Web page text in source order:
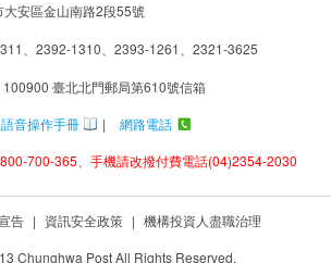
安區金山南路2段55號
、2392-1310、2393-1261、2321-3625
臺北北門郵局第610號信箱
音操作手冊 |
網路電話
700-365、手機請改撥付費電話(04)2354-2030
告 | 資訊安全政策 | 機構投資人盡職治理
Chunghwa Post All Rights Reserved.